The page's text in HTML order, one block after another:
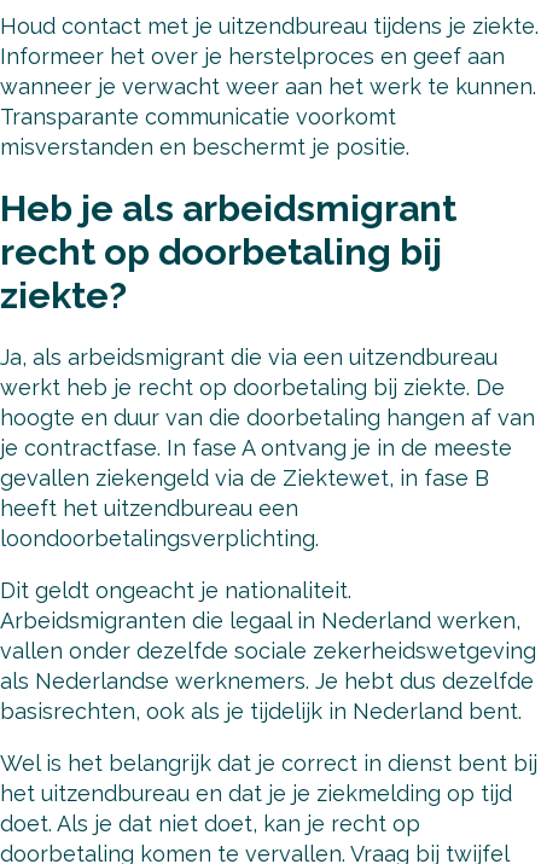
Houd contact met je uitzendbureau tijdens je ziekte.
Informeer het over je herstelproces en geef aan
wanneer je verwacht weer aan het werk te kunnen.
Transparante communicatie voorkomt
misverstanden en beschermt je positie.
Heb je als arbeidsmigrant
recht op doorbetaling bij
ziekte?
Ja, als arbeidsmigrant die via een uitzendbureau
werkt heb je recht op doorbetaling bij ziekte. De
hoogte en duur van die doorbetaling hangen af van
je contractfase. In fase A ontvang je in de meeste
gevallen ziekengeld via de Ziektewet, in fase B
heeft het uitzendbureau een
loondoorbetalingsverplichting.
Dit geldt ongeacht je nationaliteit.
Arbeidsmigranten die legaal in Nederland werken,
vallen onder dezelfde sociale zekerheidswetgeving
als Nederlandse werknemers. Je hebt dus dezelfde
basisrechten, ook als je tijdelijk in Nederland bent.
Wel is het belangrijk dat je correct in dienst bent bij
het uitzendbureau en dat je je ziekmelding op tijd
doet. Als je dat niet doet, kan je recht op
doorbetaling komen te vervallen. Vraag bij twijfel